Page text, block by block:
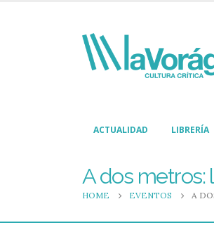
ACTUALIDAD LIBRERÍA
A dos metros:
HOME EVENTOS A